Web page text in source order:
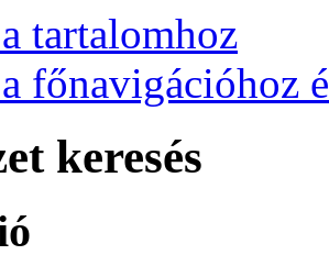
tartalomhoz
főnavigációhoz
keresés